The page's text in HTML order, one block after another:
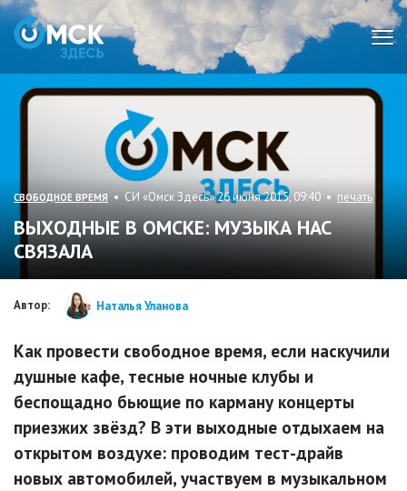
СВОБОДНОЕ ВРЕМЯ • СИ «Омск Здесь» 26 июня 2015, 09:40 • печать
ВЫХОДНЫЕ В ОМСКЕ: МУЗЫКА НАС
СВЯЗАЛА
Автор: Наталья Уланова
Как провести свободное время, если наскучили
душные кафе, тесные ночные клубы и
беспощадно бьющие по карману концерты
приезжих звёзд? В эти выходные отдыхаем на
открытом воздухе: проводим тест-драйв
новых автомобилей, участвуем в музыкальном